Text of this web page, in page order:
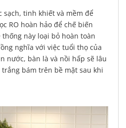
sạch, tinh khiết và mềm để
RO hoàn hảo để chế biến
này loại bỏ hoàn toàn
nghĩa với việc tuổi thọ của
nước, bàn là và nồi hấp sẽ lâu
bám trên bề mặt sau khi